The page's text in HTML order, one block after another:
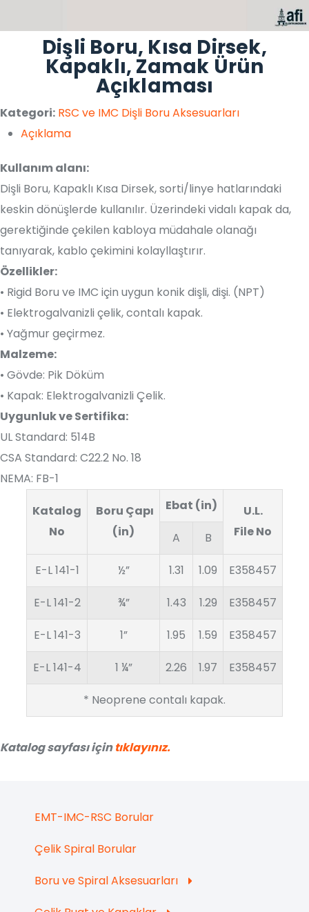
EMT-IMC-RSC Borular
Çelik Spiral Borular
Boru ve Spiral Aksesuarları
Dişli Boru, Kısa Dirsek,
Kapaklı, Zamak Ürün
Açıklaması
Kategori: RSC ve IMC Dişli Boru Aksesuarları
Açıklama
Kullanım alanı:
Dişli Boru, Kapaklı Kısa Dirsek, sorti/linye hatlarındaki
keskin dönüşlerde kullanılır. Üzerindeki vidalı kapak da,
gerektiğinde çekilen kabloya müdahale olanağı
tanıyarak, kablo çekimini kolayllaştırır.
Özellikler:
• Rigid Boru ve IMC için uygun konik dişli, dişi. (NPT)
• Elektrogalvanizli çelik, contalı kapak.
• Yağmur geçirmez.
Malzeme:
• Gövde: Pik Döküm
• Kapak: Elektrogalvanizli Çelik.
Uygunluk ve Sertifika:
UL Standard: 514B
CSA Standard: C22.2 No. 18
NEMA: FB-1
Katalog
No
Boru Çapı
(in)
Ebat (in)
U.L.
File No
A B
E-L 141-1 ½” 1.31 1.09 E358457
E-L 141-2 ¾” 1.43 1.29 E358457
E-L 141-3 1” 1.95 1.59 E358457
E-L 141-4 1 ¼” 2.26 1.97 E358457
* Neoprene contalı kapak.
Katalog sayfası içintıklayınız.